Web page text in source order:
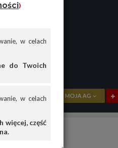
)
w celach
do Twoich
w celach
więcej, część
MOJA AG
PRZEGLĄD